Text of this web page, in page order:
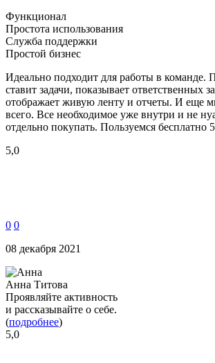
Функционал
Простота использования
Служба поддержки
Простой бизнес
Идеально подходит для работы в команде.
ставит задачи, показывает ответственных
отображает живую ленту и отчеты. И еще
всего. Все необходимое уже внутри и не
отдельно покупать. Пользуемся бесплатно
5,0
0 0
08 декабря 2021
Анна Титова
Проявляйте активность
и рассказывайте о себе.
(подробнее)
5,0